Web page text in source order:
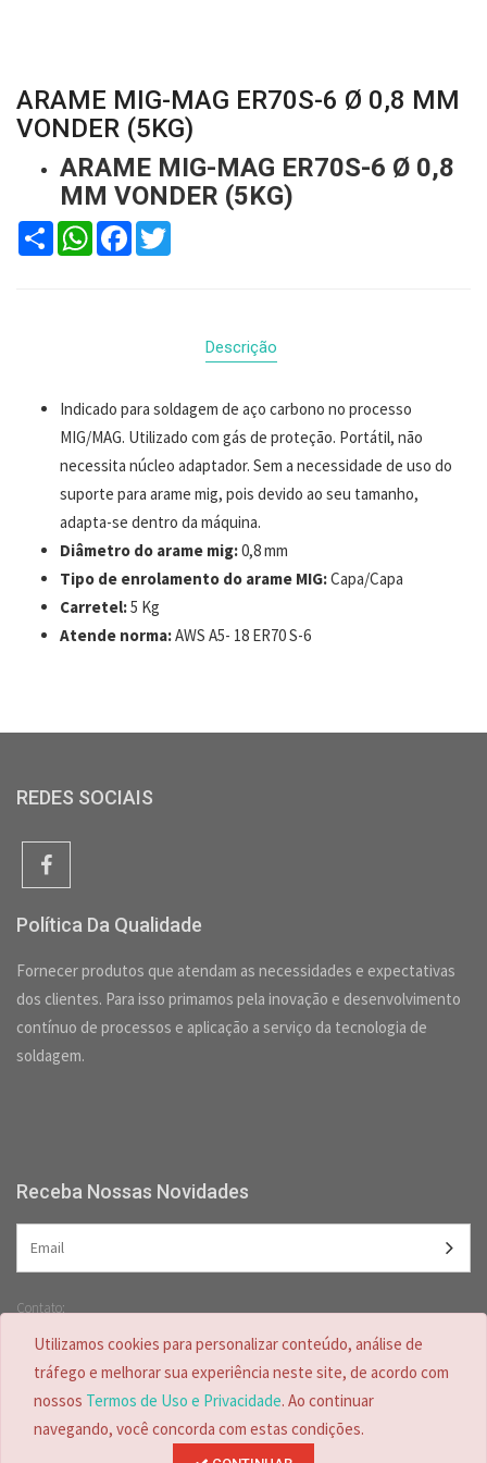
ARAME MIG-MAG ER70S-6 Ø 0,8 MM
VONDER (5KG)
ARAME MIG-MAG ER70S-6 Ø 0,8
MM VONDER (5KG)
Compartilhar
WhatsAppFacebook
Twitter
Descrição
Indicado para soldagem de aço carbono no processo
MIG/MAG. Utilizado com gás de proteção. Portátil, não
necessita núcleo adaptador. Sem a necessidade de uso do
suporte para arame mig, pois devido ao seu tamanho,
adapta-se dentro da máquina.
Diâmetro do arame mig:0,8 mm
Tipo de enrolamento do arame MIG:Capa/Capa
Carretel:5 Kg
Atende norma:AWS A5- 18 ER70 S-6
REDES SOCIAIS
Política Da Qualidade
Fornecer produtos que atendam as necessidades e expectativas
dos clientes. Para isso primamos pela inovação e desenvolvimento
contínuo de processos e aplicação a serviço da tecnologia de
soldagem.
Receba Nossas Novidades
Contato:
(47) 99728-4635
Utilizamos cookies para personalizar conteúdo, análise de
tráfego e melhorar sua experiência neste site, de acordo com
nossos Termos de Uso e Privacidade. Ao continuar
navegando, você concorda com estas condições.